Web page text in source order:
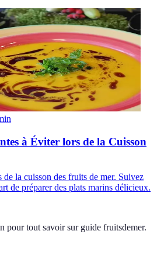
à Éviter lors de la Cuisson
de la cuisson des fruits de mer. Suivez
de préparer des plats marins délicieux.
pour tout savoir sur guide fruitsdemer.